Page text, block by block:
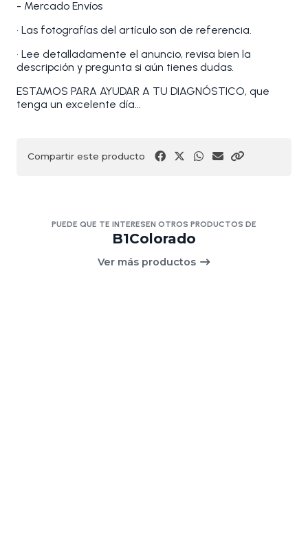
- Mercado Envíos
• Las fotografías del artículo son de referencia.
• Lee detalladamente el anuncio, revisa bien la
descripción y pregunta si aún tienes dudas.
ESTAMOS PARA AYUDAR A TU DIAGNÓSTICO, que
tenga un excelente día...
Compartir este producto
PUEDE QUE TE INTERESEN OTROS PRODUCTOS DE
B1Colorado
Ver más productos